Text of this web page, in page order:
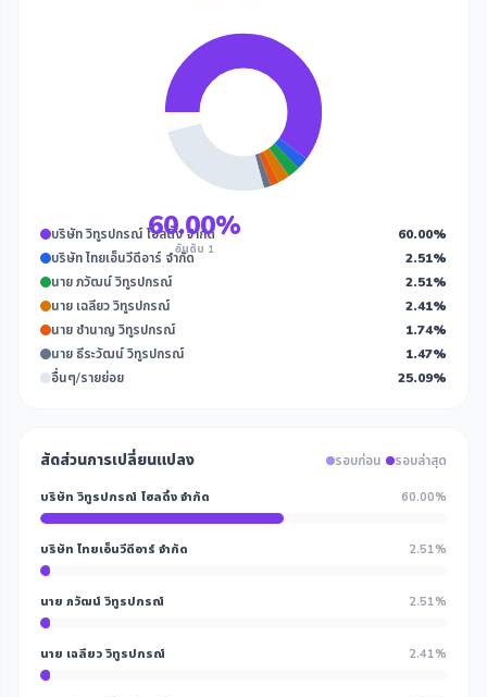
60.00%
อันดับ 1
บริษัท วิทูรปกรณ์ โฮลดิ้ง จำกัด
60.00%
บริษัท ไทยเอ็นวีดีอาร์ จำกัด
2.51%
นาย ภวัฒน์ วิทูรปกรณ์
2.51%
นาย เฉลียว วิทูรปกรณ์
2.41%
นาย ชำนาญ วิทูรปกรณ์
1.74%
นาย ธีระวัฒน์ วิทูรปกรณ์
1.47%
อื่นๆ/รายย่อย
25.09%
สัดส่วนการเปลี่ยนแปลง รอบก่อน รอบล่าสุด
บริษัท วิทูรปกรณ์ โฮลดิ้ง จำกัด 60.00%
บริษัท ไทยเอ็นวีดีอาร์ จำกัด 2.51%
นาย ภวัฒน์ วิทูรปกรณ์ 2.51%
นาย เฉลียว วิทูรปกรณ์ 2.41%